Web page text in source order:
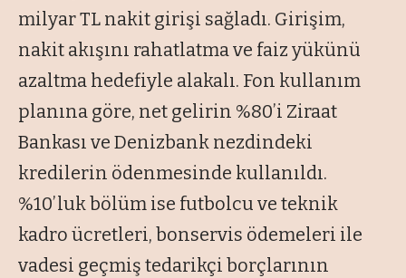
milyar TL nakit girişi sağladı. Girişim,
nakit akışını rahatlatma ve faiz yükünü
azaltma hedefiyle alakalı. Fon kullanım
planına göre, net gelirin %80’i Ziraat
Bankası ve Denizbank nezdindeki
kredilerin ödenmesinde kullanıldı.
%10’luk bölüm ise futbolcu ve teknik
kadro ücretleri, bonservis ödemeleri ile
vadesi geçmiş tedarikçi borçlarının